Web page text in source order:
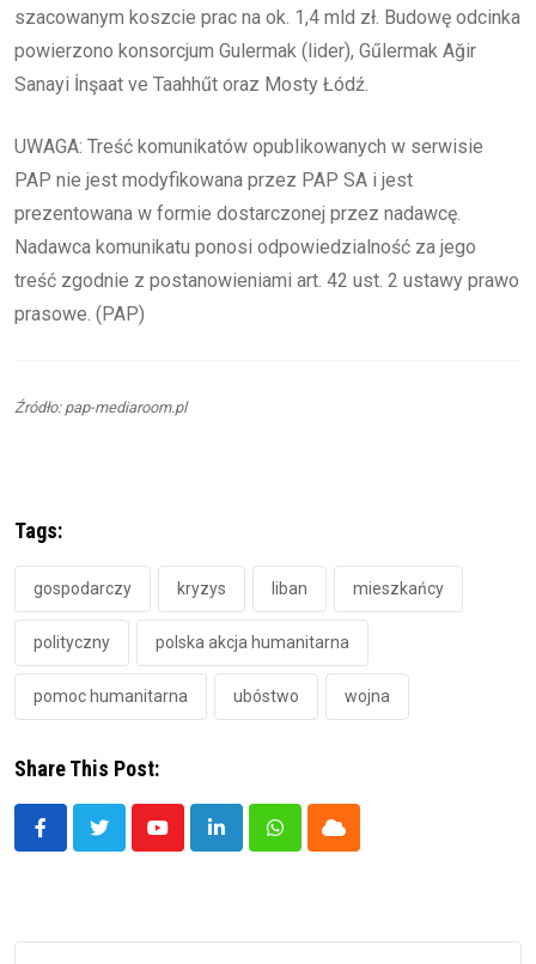
szacowanym koszcie prac na ok. 1,4 mld zł. Budowę odcinka
powierzono konsorcjum Gulermak (lider), Gűlermak Ağir
Sanayi İnşaat ve Taahhűt oraz Mosty Łódź.
UWAGA: Treść komunikatów opublikowanych w serwisie
PAP nie jest modyfikowana przez PAP SA i jest
prezentowana w formie dostarczonej przez nadawcę.
Nadawca komunikatu ponosi odpowiedzialność za jego
treść zgodnie z postanowieniami art. 42 ust. 2 ustawy prawo
prasowe. (PAP)
Źródło: pap-mediaroom.pl
Tags:
gospodarczy kryzys liban mieszkańcy
polityczny polska akcja humanitarna
pomoc humanitarna ubóstwo wojna
Share This Post:
YoutubeLinkedInWhatsappCloud